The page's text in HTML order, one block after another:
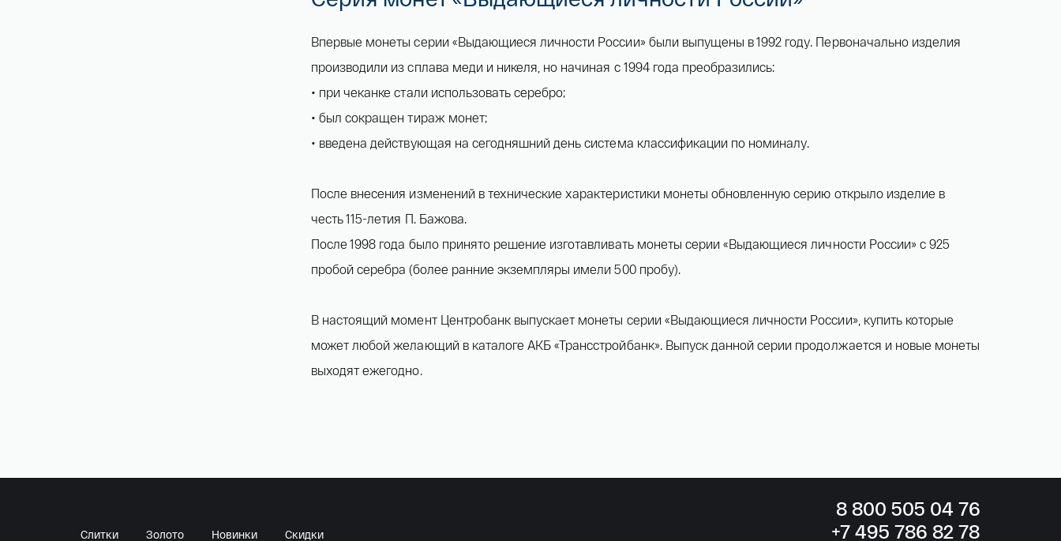
Впервые монеты серии «Выдающиеся личности России» были выпущены в 1992 году. Первоначально изделия
производили из сплава меди и никеля, но начиная с 1994 года преобразились:
• при чеканке стали использовать серебро;
• был сокращен тираж монет;
• введена действующая на сегодняшний день система классификации по номиналу.
После внесения изменений в технические характеристики монеты обновленную серию открыло изделие в
честь 115-летия П. Бажова.
После 1998 года было принято решение изготавливать монеты серии «Выдающиеся личности России» с 925
пробой серебра (более ранние экземпляры имели 500 пробу).
В настоящий момент Центробанк выпускает монеты серии «Выдающиеся личности России», купить которые
может любой желающий в каталоге АКБ «Трансстройбанк». Выпуск данной серии продолжается и новые монеты
выходят ежегодно.
Слитки Золото Новинки Скидки
8 800 505 04 76
+7 495 786 82 78
Я ознакомлен(а) с Правилами оформления онлайн заявки
и даю свое